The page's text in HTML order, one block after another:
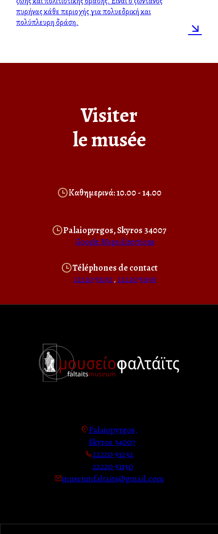
πυρήνας κάθε περιοχής για πολυεδρική και
πολύπλευρη δράση.
Visiter
le musée
Καθημερινά: 10.00 - 14.00
Palaiopyrgos, Skyros 34007
Google Maps directions
Téléphones de contact
22220 91232, 22220 91150
Palaiopyrgos,
Skyros 34007
22220 91232
22220 91150
museumfaltaits@gmail.com